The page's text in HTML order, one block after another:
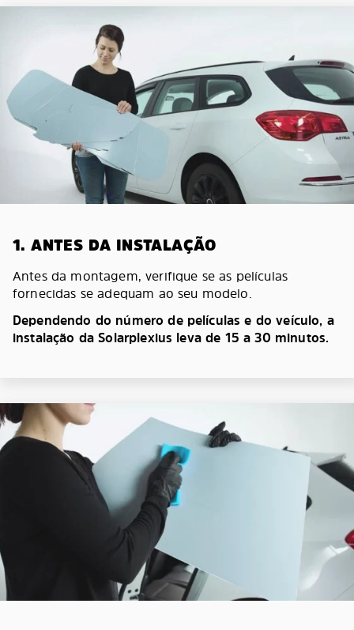
1. ANTES DA INSTALAÇÃO
Antes da montagem, verifique se as películas
fornecidas se adequam ao seu modelo.
Dependendo do número de películas e do veículo, a
instalação da Solarplexius leva de 15 a 30 minutos.